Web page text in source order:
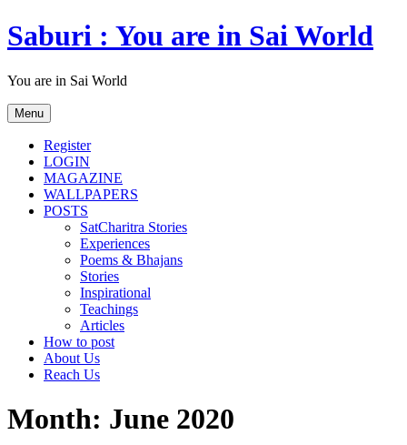
Skip
to
Saburi : You are in Sai World
You are in Sai World
Menu
Register
LOGIN
MAGAZINE
WALLPAPERS
POSTS
SatCharitra Stories
Experiences
Poems & Bhajans
Stories
Inspirational
Teachings
Articles
How to post
About Us
Reach Us
Month: June 2020